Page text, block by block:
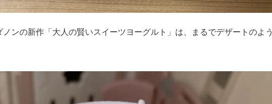
ンの新作「大人の賢いスイーツヨーグルト」は、まるでデザートのよう